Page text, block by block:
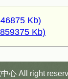
Kb)
Kb)
心 All right